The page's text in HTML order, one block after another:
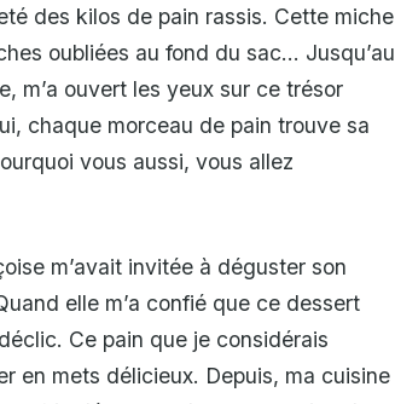
des kilos de pain rassis. Cette miche
oubliées au fond du sac… Jusqu’au
m’a ouvert les yeux sur ce trésor
chaque morceau de pain trouve sa
vous aussi, vous allez
m’avait invitée à déguster son
elle m’a confié que ce dessert
Ce pain que je considérais
en mets délicieux. Depuis, ma cuisine